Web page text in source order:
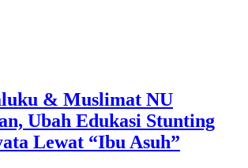
& Muslimat NU
Ubah Edukasi Stunting
Lewat “Ibu Asuh”